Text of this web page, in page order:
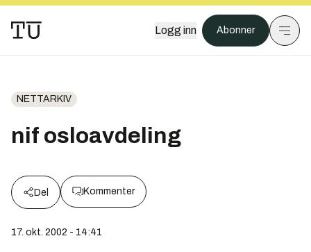
Logg inn Abonner
NETTARKIV
nif osloavdeling
Del Kommenter
17. okt. 2002 - 14:41